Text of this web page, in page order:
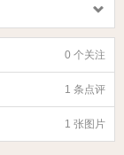
0 个关注
1 条点评
1 张图片